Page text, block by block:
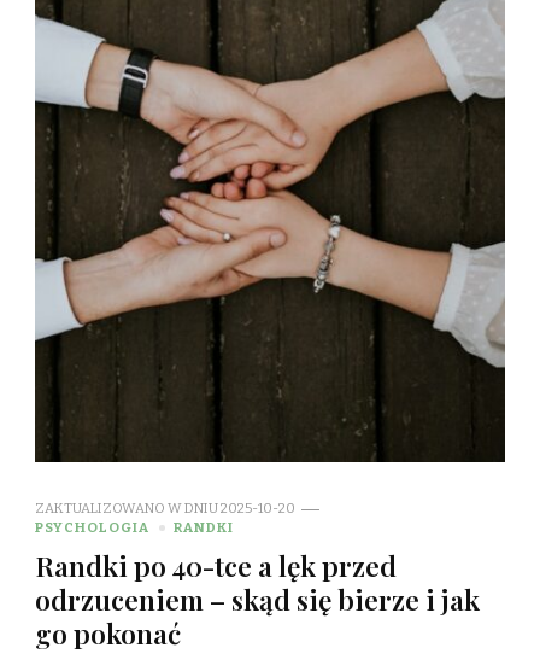
ZAKTUALIZOWANO W DNIU2025-10-20
PSYCHOLOGIA
RANDKI
Randki po 40-tce a lęk przed
odrzuceniem – skąd się bierze i jak
go pokonać